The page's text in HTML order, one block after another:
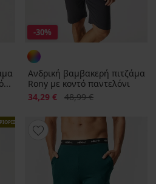
-30%
Ανδρική βαμβακερή πιτζάμα
Rony με κοντό παντελόνι
Έκπτωση
34,29 € Αρχική τιμή
48,99 €